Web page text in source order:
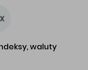
waluty